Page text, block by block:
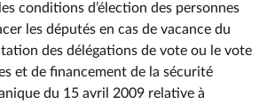
conditions d’élection des personnes
les députés en cas de vacance du
des délégations de vote ou le vote
et de financement de la sécurité
du 15 avril 2009 relative à